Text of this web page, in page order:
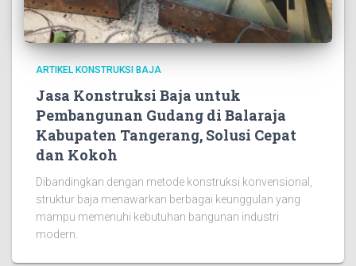
ARTIKEL KONSTRUKSI BAJA
Jasa Konstruksi Baja untuk
Pembangunan Gudang di Balaraja
Kabupaten Tangerang, Solusi Cepat
dan Kokoh
Dibandingkan dengan metode konstruksi konvensional,
struktur baja menawarkan berbagai keunggulan yang
mampu memenuhi kebutuhan bangunan industri
modern.